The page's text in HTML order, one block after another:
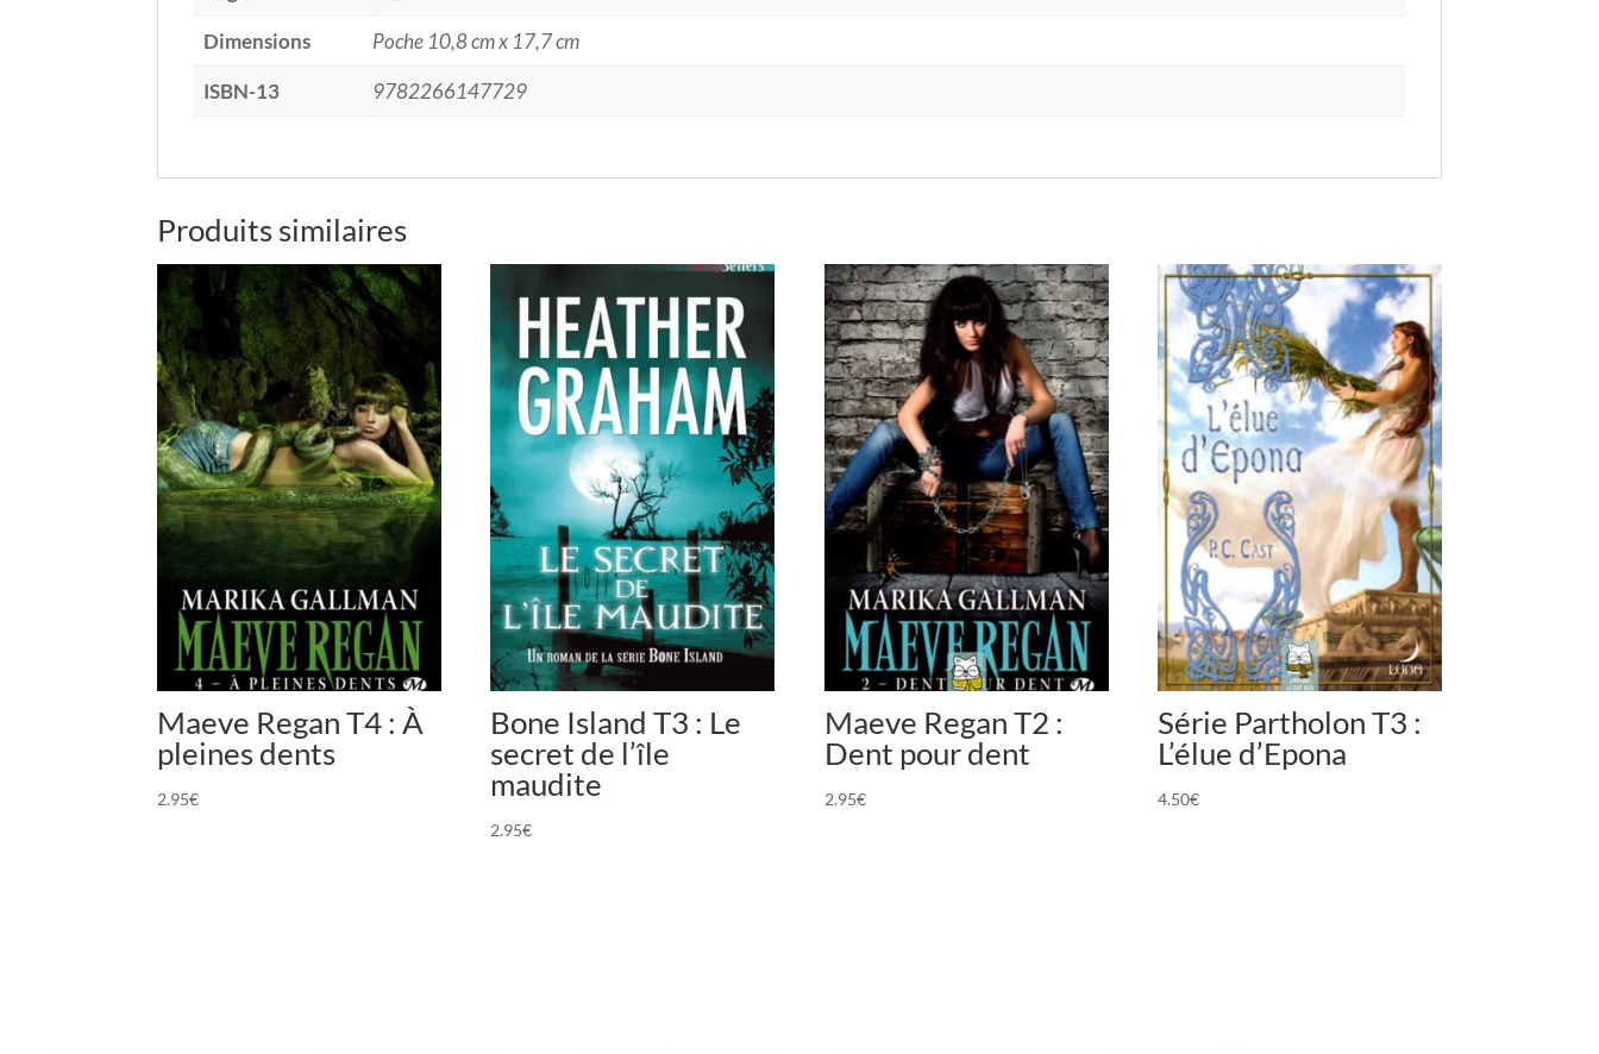
Dimensions
Poche 10,8 cm x 17,7 cm
ISBN-13
9782266147729
Produits similaires
Maeve Regan T4 : À
pleines dents
2.95€
Bone Island T3 : Le
secret de l’île
maudite
2.95€
Maeve Regan T2 :
Dent pour dent
2.95€
Série Partholon T3 :
L’élue d’Epona
4.50€